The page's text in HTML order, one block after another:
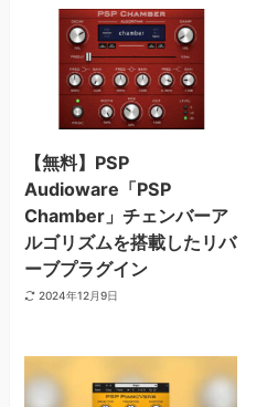
【無料】PSP
Audioware「PSP
Chamber」チェンバーア
ルゴリズムを搭載したリバ
ーブプラグイン
2024年12月9日